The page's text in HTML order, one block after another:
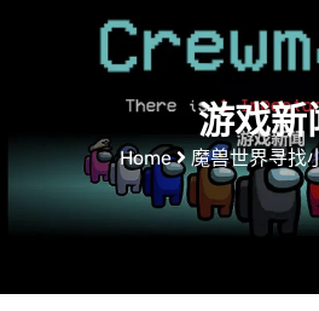
游戏新
Home 魔兽世界寻找